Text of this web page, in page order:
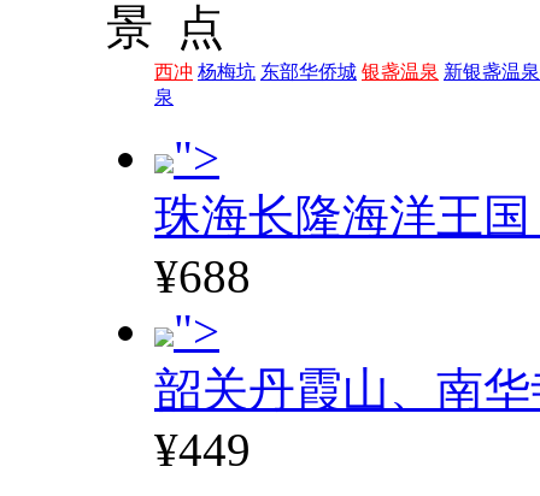
景 点
西冲 杨梅坑 东部华侨城 银盏温泉 新银盏温泉
泉
">
珠海长隆海洋王
¥688
">
韶关丹霞山、南
¥449